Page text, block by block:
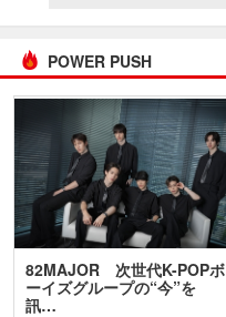
POWER PUSH
82MAJOR 次世代K-POPボ
ーイズグループの“今”を
訊…